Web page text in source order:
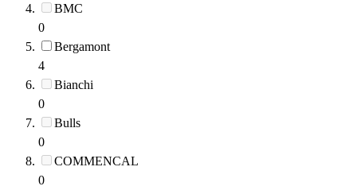
BMC
0
Bergamont
4
Bianchi
0
Bulls
0
COMMENCAL
0